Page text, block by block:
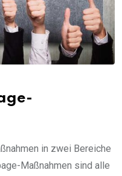
in zwei Bereiche
Maßnahmen sind alle